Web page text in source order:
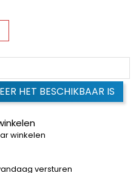
HET BESCHIKBAAR IS
winkelen
versturen